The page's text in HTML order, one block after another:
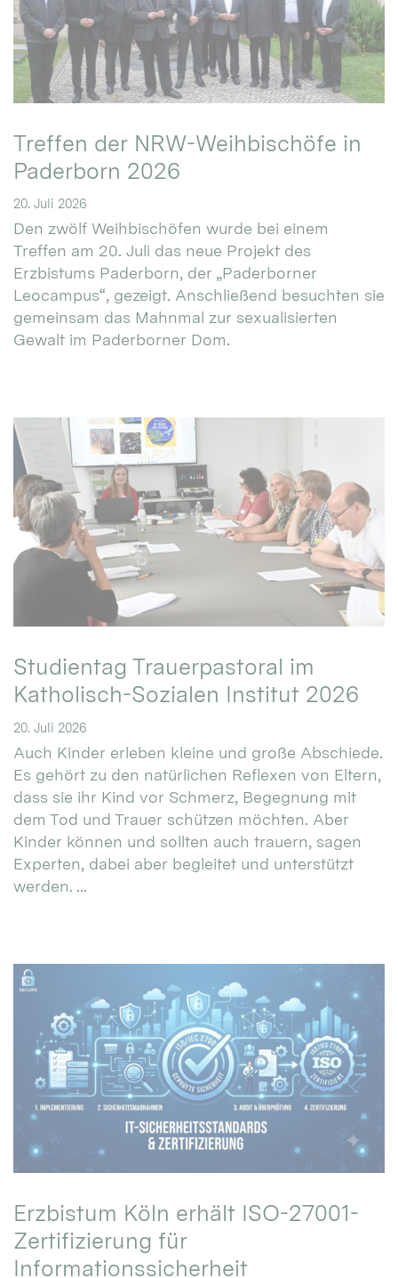
Treffen der NRW-Weihbischöfe in
Paderborn 2026
20. Juli 2026
Den zwölf Weihbischöfen wurde bei einem
Treffen am 20. Juli das neue Projekt des
Erzbistums Paderborn, der „Paderborner
Leocampus“, gezeigt. Anschließend besuchten sie
gemeinsam das Mahnmal zur sexualisierten
Gewalt im Paderborner Dom.
Studientag Trauerpastoral im
Katholisch-Sozialen Institut 2026
20. Juli 2026
Auch Kinder erleben kleine und große Abschiede.
Es gehört zu den natürlichen Reflexen von Eltern,
dass sie ihr Kind vor Schmerz, Begegnung mit
dem Tod und Trauer schützen möchten. Aber
Kinder können und sollten auch trauern, sagen
Experten, dabei aber begleitet und unterstützt
werden. ...
Erzbistum Köln erhält ISO-27001-
Zertifizierung für
Informationssicherheit